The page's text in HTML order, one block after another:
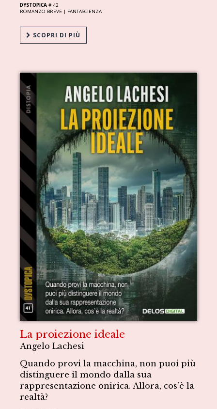
DYSTOPICA # 42
ROMANZO BREVE | FANTASCIENZA
SCOPRI DI PIÙ
La proiezione ideale
Angelo Lachesi
Quando provi la macchina, non puoi più
distinguere il mondo dalla sua
rappresentazione onirica. Allora, cos’è la
realtà?